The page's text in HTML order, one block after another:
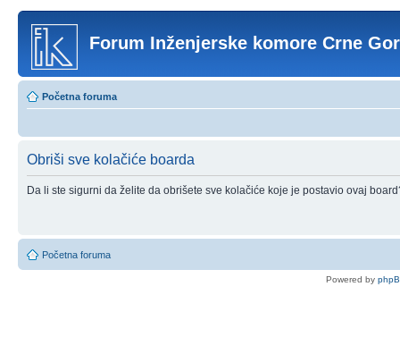
Forum Inženjerske komore Crne
Početna foruma
Obriši sve kolačiće boarda
Da li ste sigurni da želite da obrišete sve kolačiće koje je postavio ovaj
Početna foruma
Powered by